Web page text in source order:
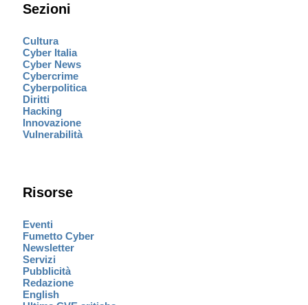
Sezioni
Cultura
Cyber Italia
Cyber News
Cybercrime
Cyberpolitica
Diritti
Hacking
Innovazione
Vulnerabilità
Risorse
Eventi
Fumetto Cyber
Newsletter
Servizi
Pubblicità
Redazione
English